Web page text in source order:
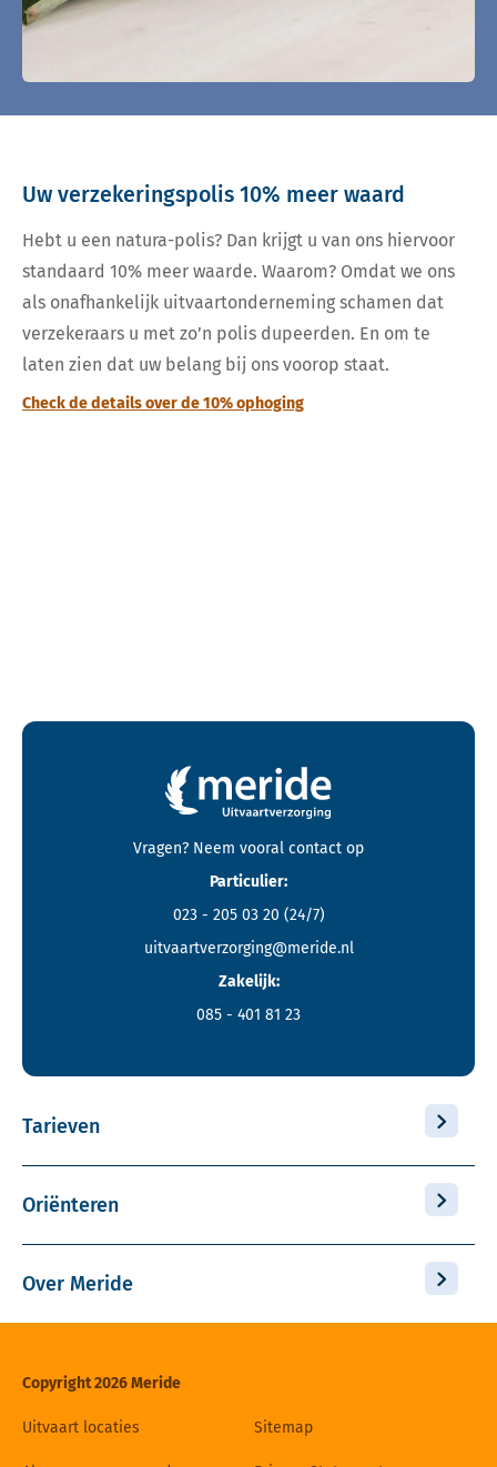
Uw verzekeringspolis 10% meer waard
Hebt u een natura-polis? Dan krijgt u van ons hiervoor
standaard 10% meer waarde. Waarom? Omdat we ons
als onafhankelijk uitvaartonderneming schamen dat
verzekeraars u met zo’n polis dupeerden. En om te
laten zien dat uw belang bij ons voorop staat.
Check de details over de 10% ophoging
Contactgegevens en footer menu van Meride
Vragen? Neem vooral contact op
Particulier:
023 - 205 03 20 (24/7)
uitvaartverzorging@meride.nl
Zakelijk:
085 - 401 81 23
Tarieven
Oriënteren
Over Meride
Copyright 2026 Meride
Uitvaart locaties Sitemap